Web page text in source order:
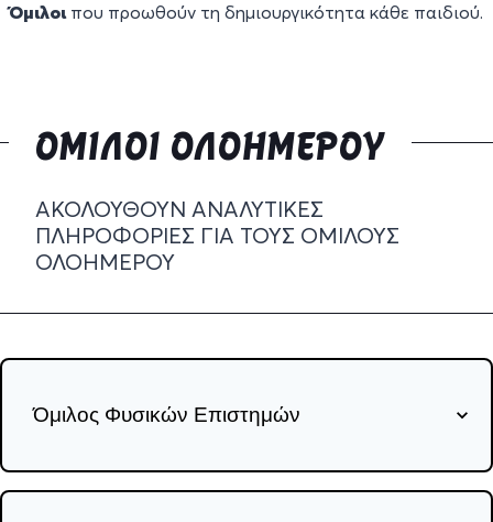
Όμιλοι που προωθούν τη δημιουργικότητα κάθε παιδιού.
ΟΜΙΛΟΙ ΟΛΟΗΜΕΡΟΥ
ΑΚΟΛΟΥΘΟΥΝ ΑΝΑΛΥΤΙΚΕΣ
ΠΛΗΡΟΦΟΡΙΕΣ ΓΙΑ ΤΟΥΣ ΟΜΙΛΟΥΣ
ΟΛΟΗΜΕΡΟΥ
Όμιλος Φυσικών Επιστημών